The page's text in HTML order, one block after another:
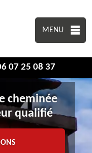
MENU
07 25 08 37
cheminée
qualifié